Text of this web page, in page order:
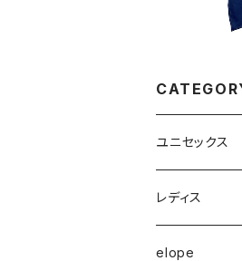
ユニセックス
半袖Tシャツ
長袖Tシャツ
レディス
トップス
elope